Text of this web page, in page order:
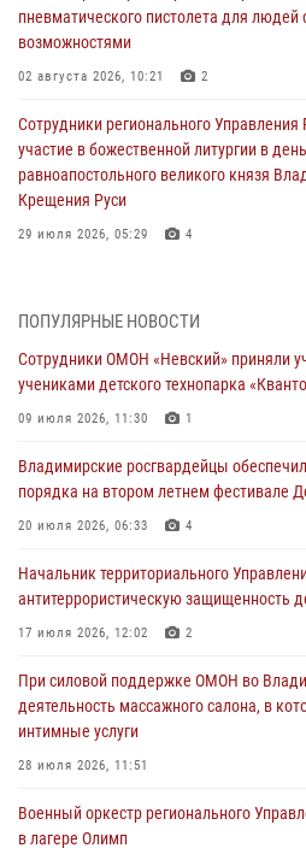
пневматического пистолета для
возможностями
02 августа 2026, 10:21 2
Сотрудники регионального Управления
участие в божественной литургии в
равноапостольного великого князя
Крещения Руси
29 июля 2026, 05:29 4
интимные услуги
28 июля 2026, 11:51
Во Владимирcкой области открыли
27 июля 2026, 16:43 2
Владимирские росгвардейцы
20 июля 2026, 06:33 4
Военнослужащий военного оркестра
105-летию Центрального округа
19 июля 2026, 11:17 7
Начальник территориального
17 июля 2026, 12:02 2
ПОПУЛЯРНЫЕ НОВОСТИ
Сотрудники ОМОН «Невский» приняли
учениками детского технопарка
09 июля 2026, 11:30 1
Владимирские росгвардейцы
порядка на втором летнем фестивале
20 июля 2026, 06:33 4
Начальник территориального
антитеррористическую защищенность
17 июля 2026, 12:02 2
При силовой поддержке ОМОН во
деятельность массажного салона, в
интимные услуги
28 июля 2026, 11:51
Военный оркестр регионального
в лагере Олимп